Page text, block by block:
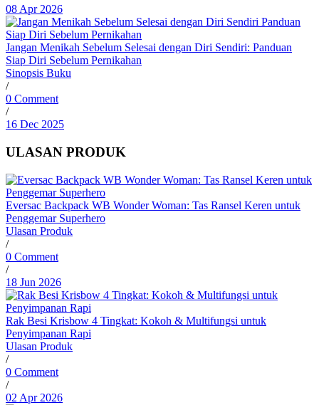
08 Apr 2026
Jangan Menikah Sebelum Selesai dengan Diri Sendiri: Panduan
Siap Diri Sebelum Pernikahan
Sinopsis Buku
/
0 Comment
/
16 Dec 2025
ULASAN PRODUK
Eversac Backpack WB Wonder Woman: Tas Ransel Keren untuk
Penggemar Superhero
Ulasan Produk
/
0 Comment
/
18 Jun 2026
Rak Besi Krisbow 4 Tingkat: Kokoh & Multifungsi untuk
Penyimpanan Rapi
Ulasan Produk
/
0 Comment
/
02 Apr 2026